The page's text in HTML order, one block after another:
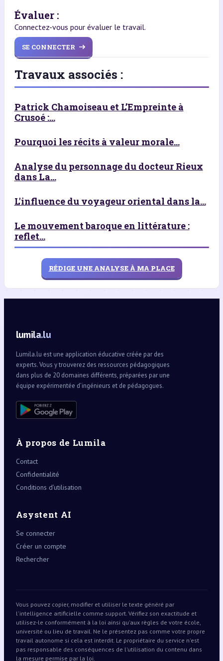
Évaluer :
Connectez-vous pour évaluer le travail.
SE CONNECTER
Travaux associés :
Patrick Chamoiseau et L’Empreinte à
Crusoé :...
Pourquoi les récits à valeur morale...
Analyse du personnage du docteur Rieux
dans La...
L'influence du voyageur oriental dans la...
Le mouvement baroque en littérature :
reflet...
RÉDIGE UNE ANALYSE À MA PLACE
lumila.lu
Lumila.lu est une application éducative créée par des
experts. Vous y trouverez des ressources pédagogiques
dans plus de 20 domaines différents, préparées par une
équipe expérimentée d’ingénieurs et de pédagogues.
À propos de Lumila
Contact
Confidentialité
Conditions d’utilisation
Asystent AI
Se connecter
Créer un compte
Rechercher
Vous pouvez copier, modifier et utiliser le texte généré par
l'intelligence artificielle comme support. Vérifiez son exactitude et
utilisez-le conformément à la loi ainsi qu'aux règles de votre école,
université ou lieu de travail. Ne le présentez pas comme votre propre
travail autonome si cela est interdit. Le propriétaire du service n'est
pas responsable des conséquences de l'utilisation du contenu dans
la mesure permise par la loi.